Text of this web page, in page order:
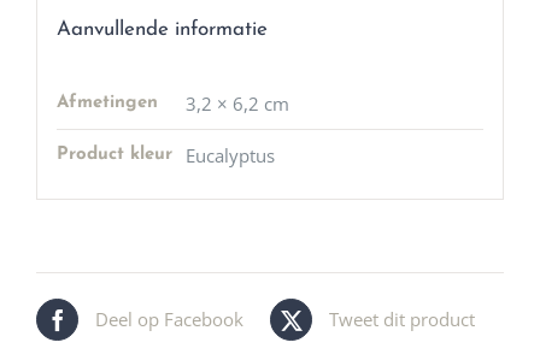
Aanvullende informatie
Afmetingen 3,2 × 6,2 cm
Product kleur Eucalyptus
Deel op Facebook Tweet dit product